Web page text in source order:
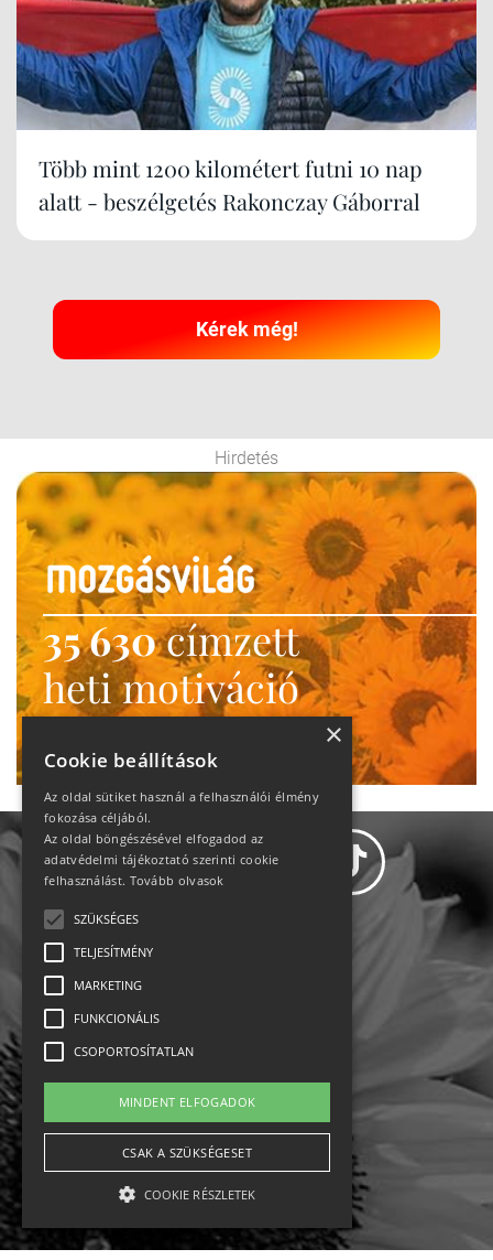
Több mint 1200 kilométert futni 10 nap
alatt - beszélgetés Rakonczay Gáborral
Kérek még!
Hirdetés
35 630címzett
heti motiváció
Ne maradj le!
Impresszum-kapcsolat
Jogi nyilatkozat
Rólunk
English
×
Cookie beállítások
Az oldal sütiket használ a felhasználói élmény
fokozása céljából.
Az oldal böngészésével elfogadod az
adatvédelmi tájékoztató szerinti cookie
felhasználást. Tovább olvasok
SZÜKSÉGES
TELJESÍTMÉNY
MARKETING
FUNKCIONÁLIS
CSOPORTOSÍTATLAN
MINDENT ELFOGADOK
CSAK A SZÜKSÉGESET
COOKIE RÉSZLETEK